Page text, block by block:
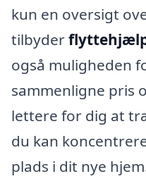
kun en oversigt
tilbyderflyttehjælp
også muligheden
sammenligne pris
lettere for dig at
du kan
plads i dit nye